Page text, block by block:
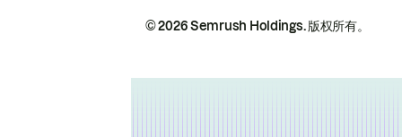
© 2026 Semrush Holdings.版权所有。